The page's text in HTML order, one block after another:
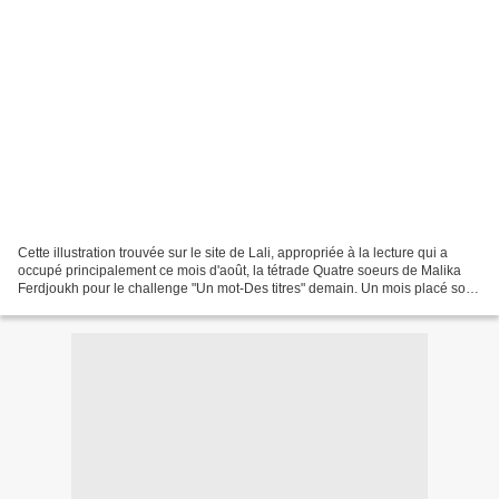
Cette illustration trouvée sur le site de Lali, appropriée à la lecture qui a
occupé principalement ce mois d'août, la tétrade Quatre soeurs de Malika
Ferdjoukh pour le challenge "Un mot-Des titres" demain. Un mois placé sous